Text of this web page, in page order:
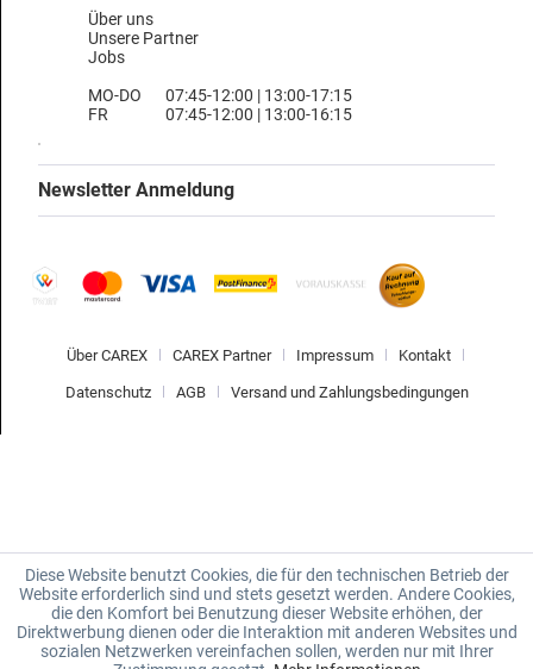
Über uns
Unsere Partner
Jobs
MO-DO
FR
07:45-12:00 | 13:00-17:15
07:45-12:00 | 13:00-16:15
Newsletter Anmeldung
Über CAREX CAREX Partner Impressum Kontakt
Datenschutz AGB Versand und Zahlungsbedingungen
Diese Website benutzt Cookies, die für den technischen Betrieb der
Website erforderlich sind und stets gesetzt werden. Andere Cookies,
die den Komfort bei Benutzung dieser Website erhöhen, der
Direktwerbung dienen oder die Interaktion mit anderen Websites und
sozialen Netzwerken vereinfachen sollen, werden nur mit Ihrer